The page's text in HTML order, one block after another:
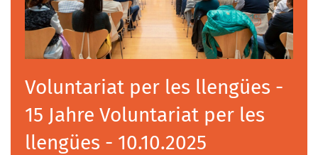
Voluntariat per les llengües -
15 Jahre Voluntariat per les
llengües - 10.10.2025